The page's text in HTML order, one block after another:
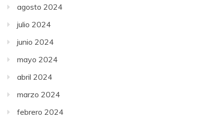
agosto 2024
julio 2024
junio 2024
mayo 2024
abril 2024
marzo 2024
febrero 2024